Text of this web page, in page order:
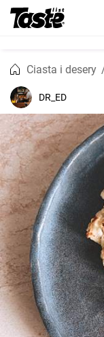
Ciasta i desery
DR_ED